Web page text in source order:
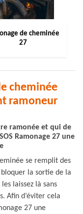
de cheminée
27
cheminée
ramoneur
ramonée et qui de
Ramonage 27 une
se remplit des
la sortie de la
laissez là sans
Afin d’éviter cela
27 une